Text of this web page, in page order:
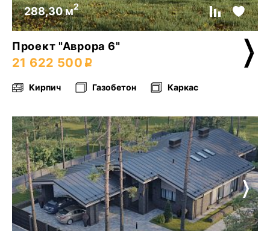
288,30 м2
Проект "Аврора 6"
21 622 500
Кирпич Газобетон Каркас